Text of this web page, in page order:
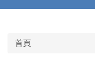
首頁